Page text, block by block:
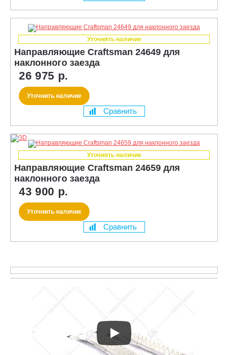
Уточнять наличие
Направляющие Craftsman 24649 для
наклонного заезда
26 975 р.
Уточнить наличие
Сравнить
Уточнять наличие
Направляющие Craftsman 24659 для
наклонного заезда
43 900 р.
Уточнить наличие
Сравнить